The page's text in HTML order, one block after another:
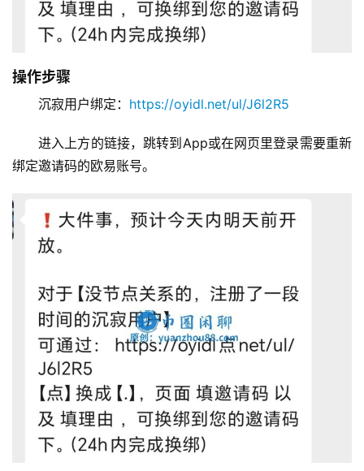
操作步骤
沉寂用户绑定： https://oyidl.net/ul/J6l2R5
进入上方的链接，跳转到App或在网页里登录需要重新
绑定邀请码的欧易账号。